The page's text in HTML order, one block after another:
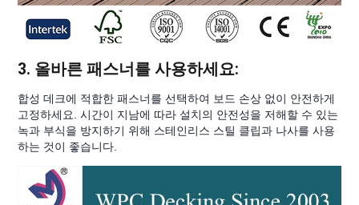
3. 올바른 패스너를 사용하세요:
합성 데크에 적합한 패스너를 선택하여 보드 손상 없이 안전하게
고정하세요. 시간이 지남에 따라 설치의 안전성을 저해할 수 있는
녹과 부식을 방지하기 위해 스테인리스 스틸 클립과 나사를 사용
하는 것이 좋습니다.